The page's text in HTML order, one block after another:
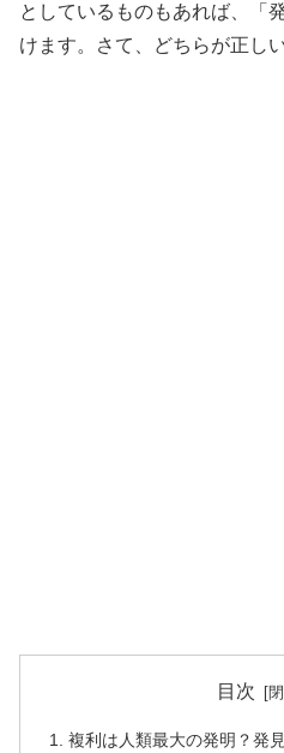
としているものもあれば、「
けます。さて、どちらが正し
目次
複利は人類最大の発明？発